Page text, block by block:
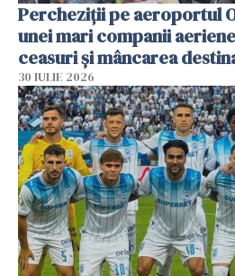
Percheziții pe aeroportul
unei mari companii
ceasuri și mâncarea
30 IULIE 2026